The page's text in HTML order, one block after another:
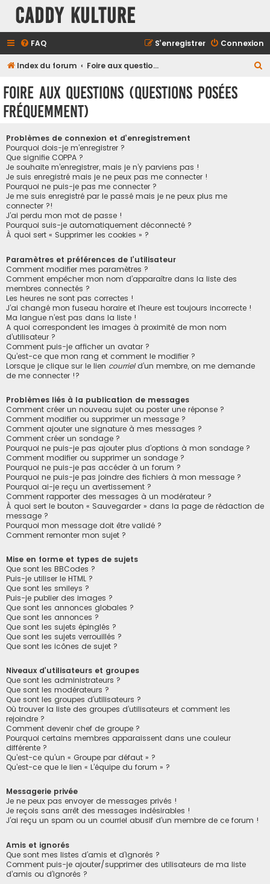
Caddy Kulture
FAQ Connexion
S’enregistrer
Index du forum Foire aux questions (Questions posées fréquemment)
Foire aux questions (Questions posées
fréquemment)
Problèmes de connexion et d’enregistrement
Pourquoi dois-je m’enregistrer ?
Que signifie COPPA ?
Je souhaite m’enregistrer, mais je n’y parviens pas !
Je suis enregistré mais je ne peux pas me connecter !
Pourquoi ne puis-je pas me connecter ?
Je me suis enregistré par le passé mais je ne peux plus me
connecter ?!
J’ai perdu mon mot de passe !
Pourquoi suis-je automatiquement déconnecté ?
À quoi sert « Supprimer les cookies » ?
Paramètres et préférences de l’utilisateur
Comment modifier mes paramètres ?
Comment empêcher mon nom d’apparaître dans la liste des
membres connectés ?
Les heures ne sont pas correctes !
J’ai changé mon fuseau horaire et l’heure est toujours incorrecte !
Ma langue n’est pas dans la liste !
A quoi correspondent les images à proximité de mon nom
d’utilisateur ?
Comment puis-je afficher un avatar ?
Qu’est-ce que mon rang et comment le modifier ?
Lorsque je clique sur le lien courrield’un membre, on me demande
de me connecter !?
Problèmes liés à la publication de messages
Comment créer un nouveau sujet ou poster une réponse ?
Comment modifier ou supprimer un message ?
Comment ajouter une signature à mes messages ?
Comment créer un sondage ?
Pourquoi ne puis-je pas ajouter plus d’options à mon sondage ?
Comment modifier ou supprimer un sondage ?
Pourquoi ne puis-je pas accéder à un forum ?
Pourquoi ne puis-je pas joindre des fichiers à mon message ?
Pourquoi ai-je reçu un avertissement ?
Comment rapporter des messages à un modérateur ?
À quoi sert le bouton « Sauvegarder » dans la page de rédaction de
message ?
Pourquoi mon message doit être validé ?
Comment remonter mon sujet ?
Mise en forme et types de sujets
Que sont les BBCodes ?
Puis-je utiliser le HTML ?
Que sont les smileys ?
Puis-je publier des images ?
Que sont les annonces globales ?
Que sont les annonces ?
Que sont les sujets épinglés ?
Que sont les sujets verrouillés ?
Que sont les icônes de sujet ?
Niveaux d’utilisateurs et groupes
Que sont les administrateurs ?
Que sont les modérateurs ?
Que sont les groupes d’utilisateurs ?
Où trouver la liste des groupes d’utilisateurs et comment les
rejoindre ?
Comment devenir chef de groupe ?
Pourquoi certains membres apparaissent dans une couleur
différente ?
Qu’est-ce qu’un « Groupe par défaut » ?
Qu’est-ce que le lien « L’équipe du forum » ?
Messagerie privée
Je ne peux pas envoyer de messages privés !
Je reçois sans arrêt des messages indésirables !
J’ai reçu un spam ou un courriel abusif d’un membre de ce forum !
Amis et ignorés
Que sont mes listes d’amis et d’ignorés ?
Comment puis-je ajouter/supprimer des utilisateurs de ma liste
d’amis ou d’ignorés ?